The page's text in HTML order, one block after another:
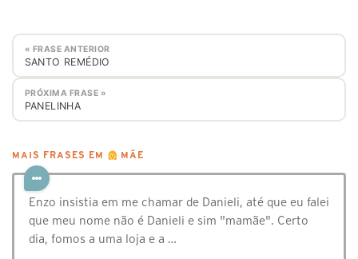
« FRASE ANTERIOR
SANTO REMÉDIO
PRÓXIMA FRASE »
PANELINHA
MAIS FRASES EM MÃE
Enzo insistia em me chamar de Danieli, até que eu falei
que meu nome não é Danieli e sim "mamãe". Certo
dia, fomos a uma loja e a …